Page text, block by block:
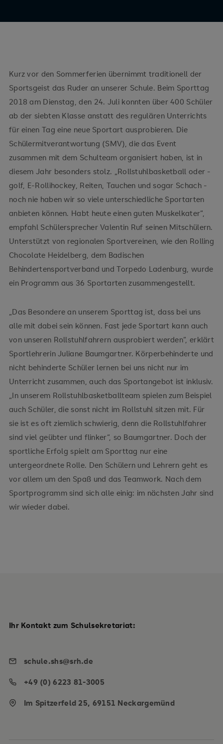
Kurz vor den Sommerferien übernimmt traditionell der
Sportsgeist das Ruder an unserer Schule. Beim Sporttag
2018 am Dienstag, den 24. Juli konnten über 400 Schüler
ab der siebten Klasse anstatt des regulären Unterrichts
für einen Tag eine neue Sportart ausprobieren. Die
Schülermitverantwortung (SMV), die das Event
zusammen mit dem Schulteam organisiert haben, ist in
diesem Jahr besonders stolz. „Rollstuhlbasketball oder -
golf, E-Rollihockey, Reiten, Tauchen und sogar Schach -
noch nie haben wir so viele unterschiedliche Sportarten
anbieten können. Habt heute einen guten Muskelkater“,
empfahl Schülersprecher Valentin Ruf seinen Mitschülern.
Unterstützt von regionalen Sportvereinen, wie den Rolling
Chocolate Heidelberg, dem Badischen
Behindertensportverband und Torpedo Ladenburg, wurde
ein Programm aus 36 Sportarten zusammengestellt.
„Das Besondere an unserem Sporttag ist, dass bei uns
alle mit dabei sein können. Fast jede Sportart kann auch
von unseren Rollstuhlfahrern ausprobiert werden“, erklärt
Sportlehrerin Juliane Baumgartner. Körperbehinderte und
nicht behinderte Schüler lernen bei uns nicht nur im
Unterricht zusammen, auch das Sportangebot ist inklusiv.
„In unserem Rollstuhlbasketballteam spielen zum Beispiel
auch Schüler, die sonst nicht im Rollstuhl sitzen mit. Für
sie ist es oft ziemlich schwierig, denn die Rollstuhlfahrer
sind viel geübter und flinker“, so Baumgartner. Doch der
sportliche Erfolg spielt am Sporttag nur eine
untergeordnete Rolle. Den Schülern und Lehrern geht es
vor allem um den Spaß und das Teamwork. Nach dem
Sportprogramm sind sich alle einig: im nächsten Jahr sind
wir wieder dabei.
Ihr Kontakt zum Schulsekretariat:
schule.shs@srh.de
+49 (0) 6223 81-3005
Im Spitzerfeld 25, 69151 Neckargemünd